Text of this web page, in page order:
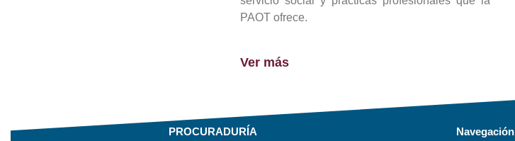
PAOT ofrece.
Ver más
PROCURADURÍA Navegación